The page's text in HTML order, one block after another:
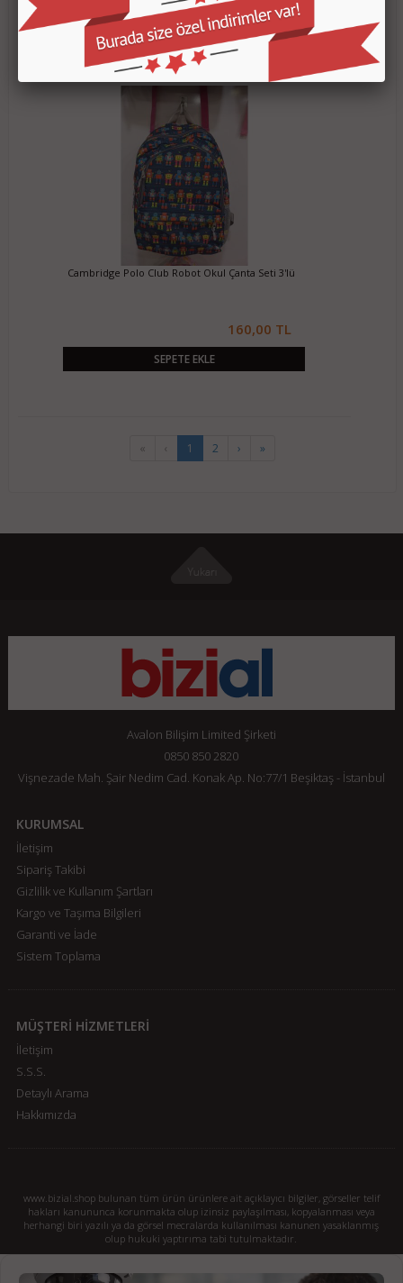
Cambridge Polo Club Robot Okul Çanta Seti 3'lü
160,00 TL
SEPETE EKLE
« ‹ 1 2 › »
Avalon Bilişim Limited Şirketi
0850 850 2820
Vişnezade Mah. Şair Nedim Cad. Konak Ap. No:77/1 Beşiktaş - İstanbul
KURUMSAL
İletişim
Sipariş Takibi
Gizlilik ve Kullanım Şartları
Kargo ve Taşıma Bilgileri
Garanti ve İade
Sistem Toplama
MÜŞTERİ HİZMETLERİ
İletişim
S.S.S.
Detaylı Arama
Hakkımızda
www.bizial.shop bulunan tüm ürün ürünlere ait açıklayıcı bilgiler, görseller telif
hakları kanununca korunmakta olup izinsiz paylaşılması, kopyalanması veya
herhangi biri yazılı ya da görsel mecralarda kullanılması kanunen yasaklanmış
olup hukuki yaptırıma tabi tutulmaktadır.